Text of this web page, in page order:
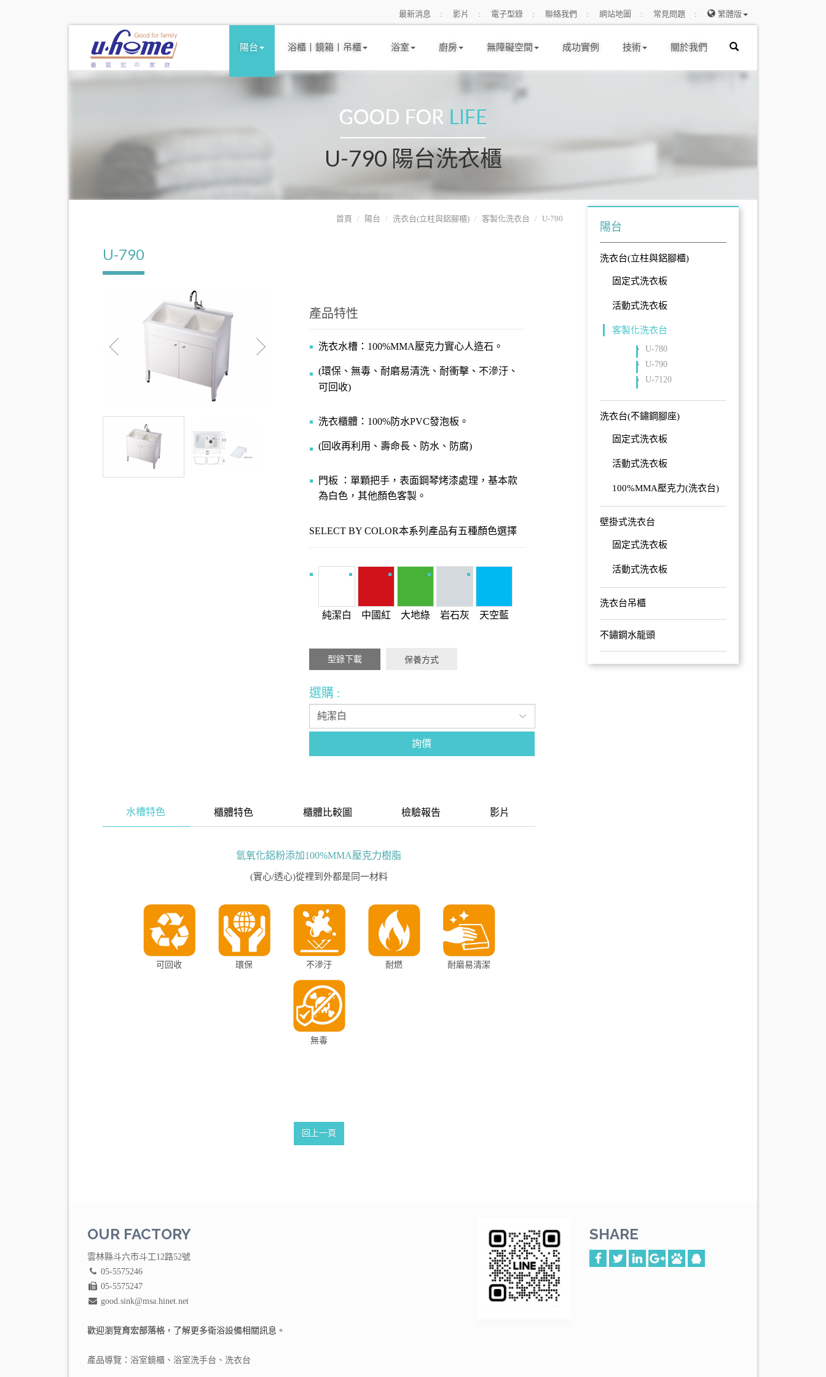
最新消息 影片 電子型錄 聯絡我們 網站地圖 常見問題 繁體版
陽台 浴櫃丨鏡箱丨吊櫃 浴室 廚房 無障礙空間 成功實例 技術 關於我們
U-790 陽台洗衣櫃
首頁 陽台 洗衣台(立柱與鋁腳櫃) 客製化洗衣台 U-790
U-790
產品特性
洗衣水槽：100%MMA壓克力實心人造石。
(環保、無毒、耐磨易清洗、耐衝擊、不滲汙、
可回收)
洗衣櫃體：100%防水PVC發泡板。
(回收再利用、壽命長、防水、防腐)
門板 ：單顆把手，表面鋼琴烤漆處理，基本款
為白色，其他顏色客製。
SELECT BY COLOR本系列產品有五種顏色選擇
純潔白 中國紅 大地綠 岩石灰 天空藍
型錄下載 保養方式
選購 :
詢價
水槽特色 櫃體特色 櫃體比較圖 檢驗報告 影片
氫氧化鋁粉添加100%MMA壓克力樹脂
(實心/透心)從裡到外都是同一材料
可回收 環保 不滲汙 耐燃 耐磨易清潔
無毒
回上一頁
陽台
洗衣台(立柱與鋁腳櫃)
固定式洗衣板
活動式洗衣板
客製化洗衣台
U-780
U-790
U-7120
洗衣台(不鏽鋼腳座)
固定式洗衣板
活動式洗衣板
100%MMA壓克力(洗衣台)
壁掛式洗衣台
固定式洗衣板
活動式洗衣板
洗衣台吊櫃
不鏽鋼水龍頭
OUR FACTORY
雲林縣斗六市斗工12路52號
05-5575246
05-5575247
good.sink@msa.hinet.net
歡迎瀏覽育宏部落格 ，了解更多衛浴設備相關訊息。
產品導覽： 浴室鏡櫃 、 浴室洗手台 、 洗衣台
SHARE